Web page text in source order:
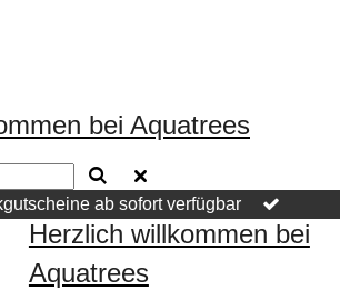
bei Aquatrees
ab sofort verfügbar
Herzlich willkommen bei
Aquatrees